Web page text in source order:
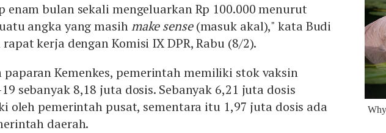
enam bulan sekali mengeluarkan Rp 100.000 menurut
angka yang masihmake sense(masuk akal)," kata Budi
kerja dengan Komisi IX DPR, Rabu (8/2).
paparan Kemenkes, pemerintah memiliki stok vaksin
sebanyak 8,18 juta dosis. Sebanyak 6,21 juta dosis
oleh pemerintah pusat, sementara itu 1,97 juta dosis ada
daerah.